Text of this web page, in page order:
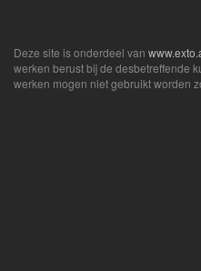
Deze site is onderdeel van
werken berust bij de desbetreffende
werken mogen niet gebruikt worden